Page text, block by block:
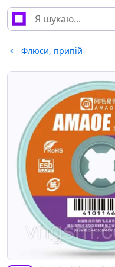
Флюси, припій